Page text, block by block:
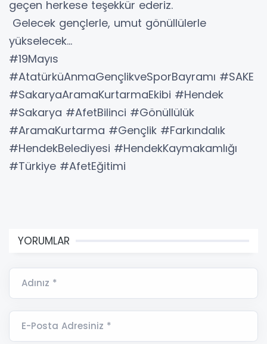
geçen herkese teşekkür ederiz.
Gelecek gençlerle, umut gönüllülerle
yükselecek…
#19Mayıs
#AtatürküAnmaGençlikveSporBayramı #SAKE
#SakaryaAramaKurtarmaEkibi #Hendek
#Sakarya #AfetBilinci #Gönüllülük
#AramaKurtarma #Gençlik #Farkındalık
#HendekBelediyesi #HendekKaymakamlığı
#Türkiye #AfetEğitimi
YORUMLAR
Adınız *
E-Posta Adresiniz *